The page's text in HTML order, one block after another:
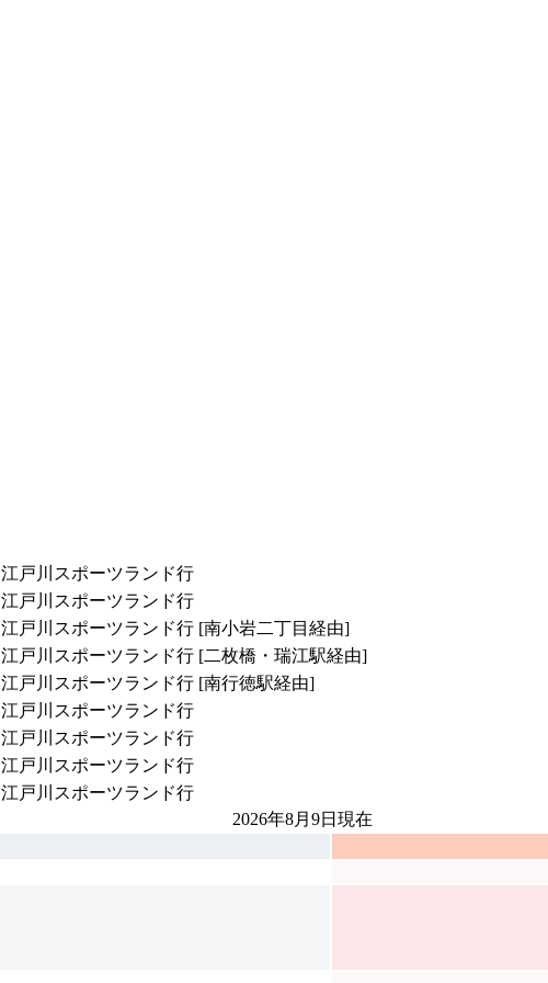
江戸川スポーツランド行
江戸川スポーツランド行
江戸川スポーツランド行 [南小岩二丁目経由]
江戸川スポーツランド行 [二枚橋・瑞江駅経由]
江戸川スポーツランド行 [南行徳駅経由]
江戸川スポーツランド行
江戸川スポーツランド行
江戸川スポーツランド行
江戸川スポーツランド行
2026年8月9日 現在